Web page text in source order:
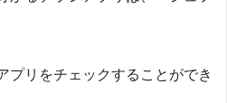
プリをチェックすることができ